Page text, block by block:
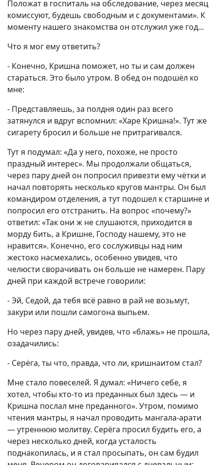
Положат в госпиталь на обследование, через месяц
комиссуют, будешь свободным и с документами». К
моменту нашего знакомства он отслужил уже год...
Что я мог ему ответить?
- Конечно, Кришна поможет, но ты и сам должен
стараться. Это было утром. В обед он подошёл ко
мне:
- Представляешь, за полдня один раз всего
затянулся и вдруг вспомнил: «Харе Кришна!». Тут же
сигарету бросил и больше не притрагивался.
Тут я подумал: «Да у него, похоже, не просто
праздный интерес». Мы продолжали общаться,
через пару дней он попросил привезти ему чётки и
начал повторять несколько кругов мантры. Он был
командиром отделения, а тут подошел к старшине и
попросил его отстранить. На вопрос «почему?»
ответил: «Так они ж не слушаются, приходится в
морду бить, а Кришне, Господу нашему, это не
нравится». Конечно, его сослуживцы над ним
жестоко насмехались, особенно увидев, что
челюсти сворачивать он больше не намерен. Пару
дней при каждой встрече говорили:
- Эй, Седой, да тебя всё равно в рай не возьмут,
закури или пошли самогона выпьем.
Но через пару дней, увидев, что «блажь» не прошла,
озадачились:
- Серёга, ты что, правда, что ли, кришнаитом стал?
Мне стало повеселей. Я думал: «Ничего себе, я
хотел, чтобы кто-то из преданных был здесь — и
Кришна послал мне преданного». Утром, помимо
чтения мантры, я начал проводить мангала-арати
— утреннюю молитву. Серёга просил будить его, а
через несколько дней, когда усталость
поднакопилась, и я стал просыпать, он сам будил